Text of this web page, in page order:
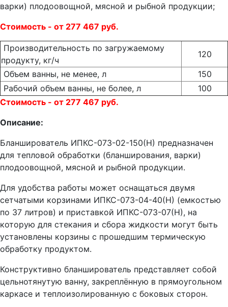
варки) плодоовощной, мясной и рыбной продукции;
Стоимость - от 277 467 руб.
Производительность по загружаемому
продукту, кг/ч
120
Объем ванны, не менее, л
150
Рабочий объем ванны, не более, л
100
Стоимость - от 277 467 руб.
Описание:
Бланширователь ИПКС-073-02-150(Н) предназначен
для тепловой обработки (бланширования, варки)
плодоовощной, мясной и рыбной продукции.
Для удобства работы может оснащаться двумя
сетчатыми корзинами ИПКС-073-04-40(Н) (емкостью
по 37 литров) и приставкой ИПКС-073-07(Н), на
которую для стекания и сбора жидкости могут быть
установлены корзины с прошедшим термическую
обработку продуктом.
Конструктивно бланширователь представляет собой
цельнотянутую ванну, закреплённую в прямоугольном
каркасе и теплоизолированную с боковых сторон.